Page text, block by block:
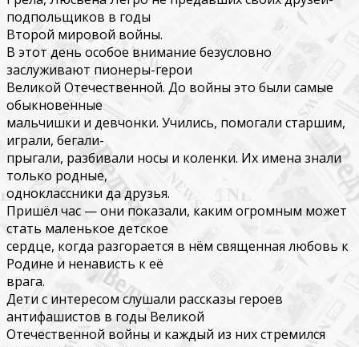
подпольщиков в годы
Второй мировой войны.
В этот день особое внимание безусловно
заслуживают пионеры-герои
Великой Отечественной. До войны это были самые
обыкновенные
мальчишки и девчонки. Учились, помогали старшим,
играли, бегали-
прыгали, разбивали носы и коленки. Их имена знали
только родные,
одноклассники да друзья.
Пришёл час — они показали, каким огромным может
стать маленькое детское
сердце, когда разгорается в нём священная любовь к
Родине и ненависть к её
врага.
Дети с интересом слушали рассказы героев
антифашистов в годы Великой
Отечественной войны и каждый из них стремился